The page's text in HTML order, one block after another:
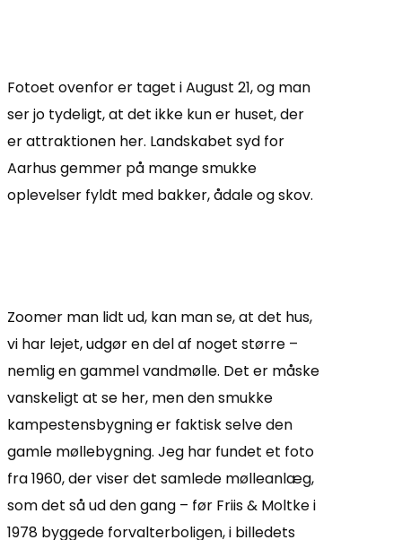
Fotoet ovenfor er taget i August 21, og man
ser jo tydeligt, at det ikke kun er huset, der
er attraktionen her. Landskabet syd for
Aarhus gemmer på mange smukke
oplevelser fyldt med bakker, ådale og skov.
Zoomer man lidt ud, kan man se, at det hus,
vi har lejet, udgør en del af noget større –
nemlig en gammel vandmølle. Det er måske
vanskeligt at se her, men den smukke
kampestensbygning er faktisk selve den
gamle møllebygning. Jeg har fundet et foto
fra 1960, der viser det samlede mølleanlæg,
som det så ud den gang – før Friis & Moltke i
1978 byggede forvalterboligen, i billedets